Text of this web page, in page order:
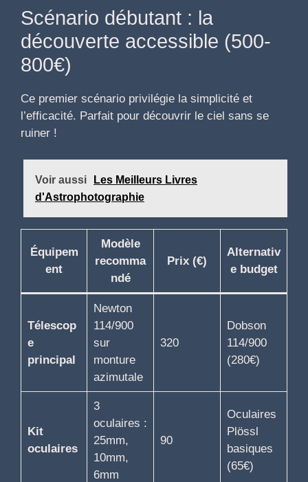
Scénario débutant : la
découverte accessible (500-
800€)
Ce premier scénario privilégie la simplicité et
l’efficacité. Parfait pour découvrir le ciel sans se
ruiner !
Voir aussi
Les Meilleurs Livres
d'Astrophotographie
Équipem
ent
Modèle
recomma
ndé
Prix (€)
Alternativ
e budget
Télescop
e
principal
Newton
114/900
sur
monture
azimutale
320
Dobson
114/900
(280€)
Kit
oculaires
3
oculaires :
25mm,
10mm,
6mm
90
Oculaires
Plössl
basiques
(65€)